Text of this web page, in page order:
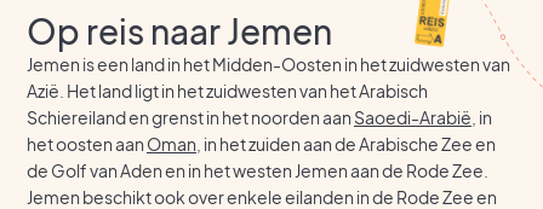
Op reis naar Jemen
Jemen is een land in het Midden-Oosten in het zuidwesten van
Azië. Het land ligt in het zuidwesten van het Arabisch
Schiereiland en grenst in het noorden aan Saoedi-Arabië , in
het oosten aan Oman , in het zuiden aan de Arabische Zee en
de Golf van Aden en in het westen Jemen aan de Rode Zee.
Jemen beschikt ook over enkele eilanden in de Rode Zee en